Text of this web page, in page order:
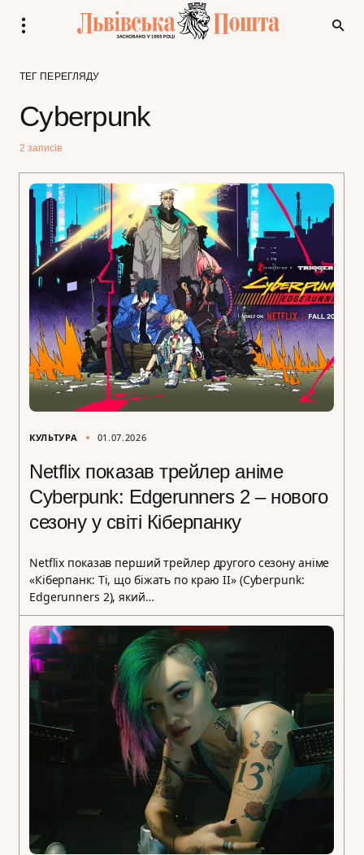
ТЕГ ПЕРЕГЛЯДУ
Cyberpunk
2 записів
КУЛЬТУРА 01.07.2026
Netflix показав трейлер аніме
Cyberpunk: Edgerunners 2 – нового
сезону у світі Кіберпанку
Netflix показав перший трейлер другого сезону аніме
«Кіберпанк: Ті, що біжать по краю II» (Cyberpunk:
Edgerunners 2), який…